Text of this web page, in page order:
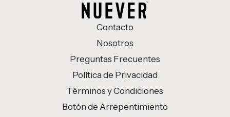
Contacto
Nosotros
Preguntas Frecuentes
Política de Privacidad
Términos y Condiciones
Botón de Arrepentimiento